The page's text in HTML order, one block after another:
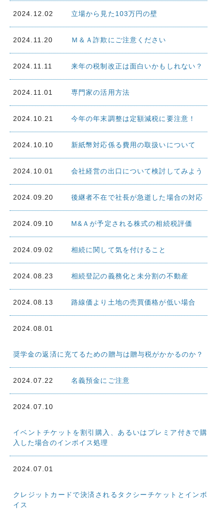
2024.12.02 立場から見た103万円の壁
2024.11.20 Ｍ＆Ａ詐欺にご注意ください
2024.11.11 来年の税制改正は面白いかもしれない？
2024.11.01 専門家の活用方法
2024.10.21 今年の年末調整は定額減税に要注意！
2024.10.10 新紙幣対応係る費用の取扱いについて
2024.10.01 会社経営の出口について検討してみよう
2024.09.20 後継者不在で社長が急逝した場合の対応
2024.09.10 M&Ａが予定される株式の相続税評価
2024.09.02 相続に関して気を付けること
2024.08.23 相続登記の義務化と未分割の不動産
2024.08.13 路線価より土地の売買価格が低い場合
2024.08.01
奨学金の返済に充てるための贈与は贈与税がかかるのか？
2024.07.22 名義預金にご注意
2024.07.10
イベントチケットを割引購入、あるいはプレミア付きで購
入した場合のインボイス処理
2024.07.01
クレジットカードで決済されるタクシーチケットとインボ
イス